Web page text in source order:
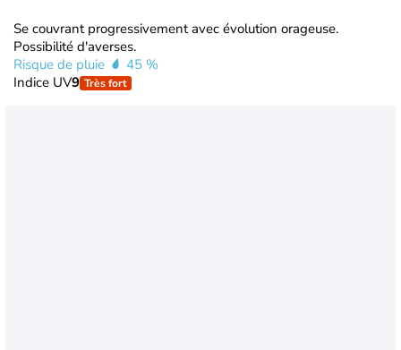
Se couvrant progressivement avec évolution orageuse.
Possibilité d'averses.
Risque de pluie
45 %
Indice UV9 Très fort